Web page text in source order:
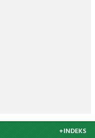
+INDEKS